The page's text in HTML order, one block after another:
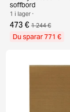
soffbord
1 i lager ·
473 € 1 244 €
Du sparar 771 €